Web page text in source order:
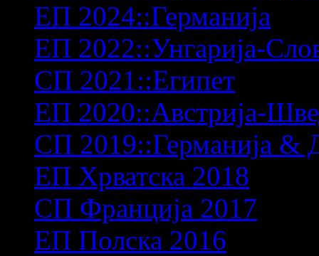
ЕП 2024::Германија
ЕП 2022::Унгарија-
СП 2021::Египет
ЕП 2020::Австрија-
СП 2019::Германија &
ЕП Хрватска 2018
СП Франција 2017
ЕП Полска 2016